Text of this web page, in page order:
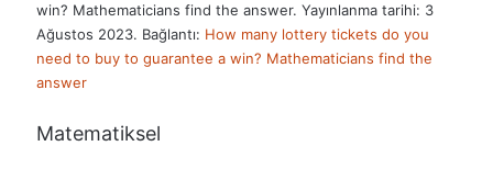
win? Mathematicians find the answer. Yayınlanma tarihi: 3
Ağustos 2023. Bağlantı: How many lottery tickets do you
need to buy to guarantee a win? Mathematicians find the
answer
Matematiksel